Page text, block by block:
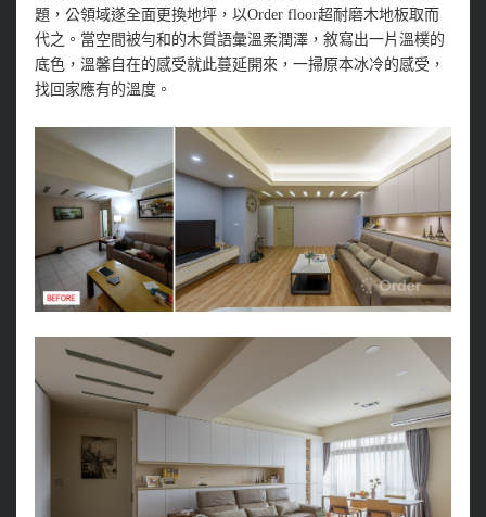
題，公領域遂全面更換地坪，以Order floor超耐磨木地板取而
代之。當空間被勻和的木質語彙溫柔潤澤，敘寫出一片溫樸的
底色，溫馨自在的感受就此蔓延開來，一掃原本冰冷的感受，
找回家應有的溫度。